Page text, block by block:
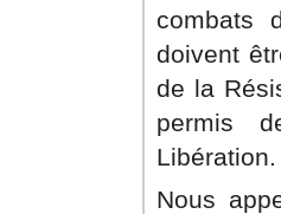
combats
doivent
de la
permis
Nous